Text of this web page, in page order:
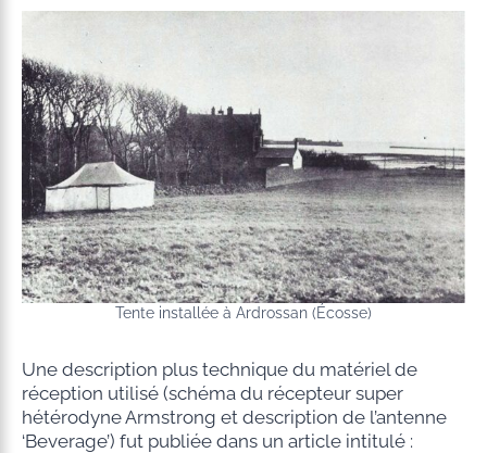
Tente installée à Ardrossan (Écosse)
Une description plus technique du matériel de
réception utilisé (schéma du récepteur super
hétérodyne Armstrong et description de l’antenne
‘Beverage’) fut publiée dans un article intitulé :